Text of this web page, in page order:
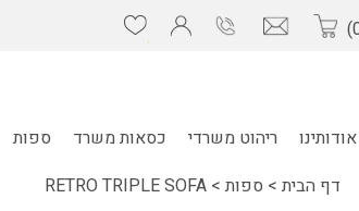
אודותינו ריהוט משרדי כסאות משרד ספות
דף הבית > ספות >
RETRO TRIPLE SOFA